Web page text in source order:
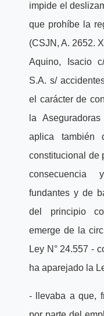
impide el
que prohíbe la
(CSJN, A. 2652.
Aquino, Isacio
S.A. s/
el carácter de
la
aplica también
constitucional de
consecuencia
fundantes y de
del principio
emerge de la
Ley N° 24.557 -
ha aparejado la
- llevaba a que,